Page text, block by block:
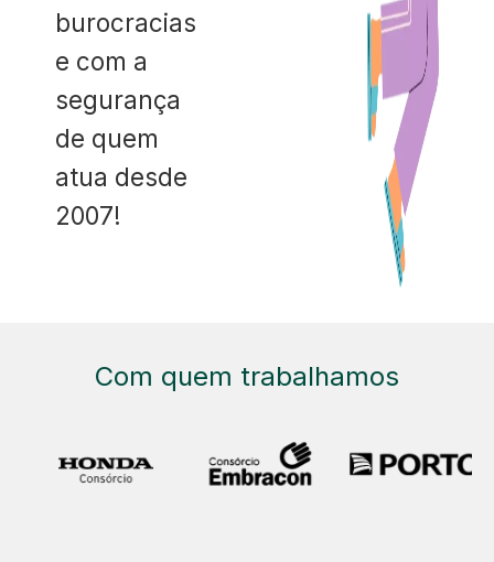
burocracias
e com a
segurança
de quem
atua desde
2007!
Com quem trabalhamos